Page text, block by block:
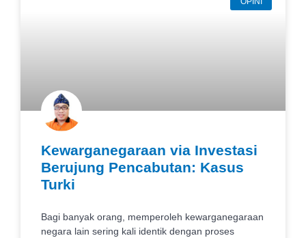
Kewarganegaraan via Investasi
Berujung Pencabutan: Kasus
Turki
Bagi banyak orang, memperoleh kewarganegaraan
negara lain sering kali identik dengan proses